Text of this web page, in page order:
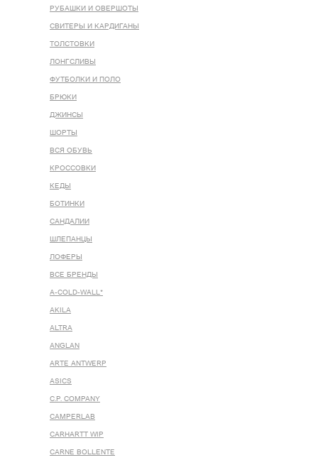
РУБАШКИ И ОВЕРШОТЫ
СВИТЕРЫ И КАРДИГАНЫ
ТОЛСТОВКИ
ЛОНГСЛИВЫ
ФУТБОЛКИ И ПОЛО
БРЮКИ
ДЖИНСЫ
ШОРТЫ
ВСЯ ОБУВЬ
КРОССОВКИ
КЕДЫ
БОТИНКИ
САНДАЛИИ
ШЛЕПАНЦЫ
ЛОФЕРЫ
ВСЕ БРЕНДЫ
A-COLD-WALL*
AKILA
ALTRA
ANGLAN
ARTE ANTWERP
ASICS
C.P. COMPANY
CAMPERLAB
CARHARTT WIP
CARNE BOLLENTE